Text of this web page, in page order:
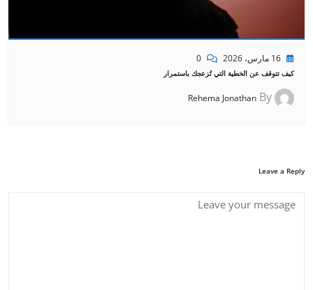
16 مارس، 2026 0
كيف تتوقف عن الخطية التي تُزعجك باستمرار
By
Rehema Jonathan
Leave a Reply